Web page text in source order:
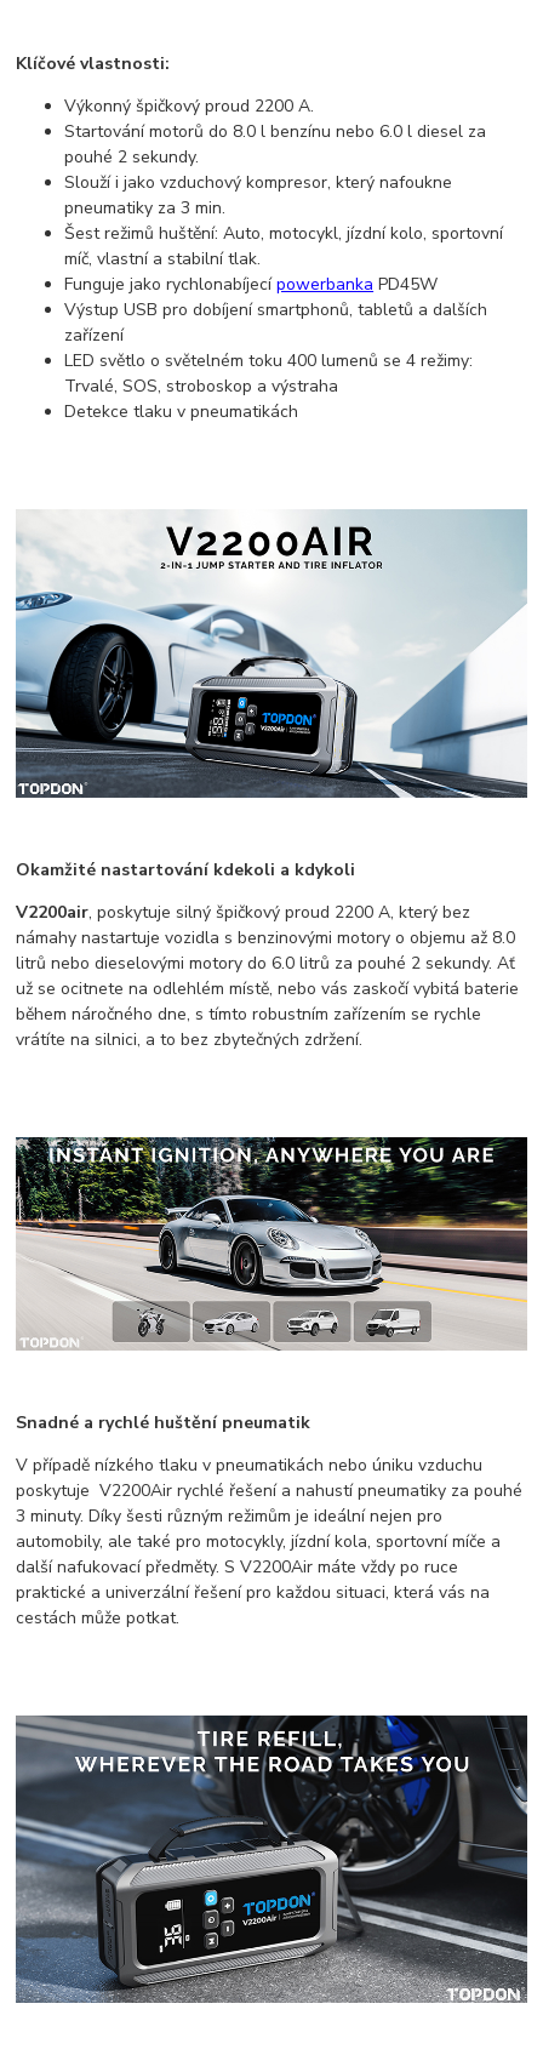
Klíčové vlastnosti:
Výkonný špičkový proud 2200 A.
Startování motorů do 8.0 l benzínu nebo 6.0 l diesel za
pouhé 2 sekundy.
Slouží i jako vzduchový kompresor, který nafoukne
pneumatiky za 3 min.
Šest režimů huštění: Auto, motocykl, jízdní kolo, sportovní
míč, vlastní a stabilní tlak.
Funguje jako rychlonabíjecípowerbanka PD45W
Výstup USB pro dobíjení smartphonů, tabletů a dalších
zařízení
LED světlo o světelném toku 400 lumenů se 4 režimy:
Trvalé, SOS, stroboskop a výstraha
Detekce tlaku v pneumatikách
Okamžité nastartování kdekoli a kdykoli
V2200air, poskytuje silný špičkový proud 2200 A, který bez
námahy nastartuje vozidla s benzinovými motory o objemu až 8.0
litrů nebo dieselovými motory do 6.0 litrů za pouhé 2 sekundy. Ať
už se ocitnete na odlehlém místě, nebo vás zaskočí vybitá baterie
během náročného dne, s tímto robustním zařízením se rychle
vrátíte na silnici, a to bez zbytečných zdržení.
Snadné a rychlé huštění pneumatik
V případě nízkého tlaku v pneumatikách nebo úniku vzduchu
poskytuje V2200Air rychlé řešení a nahustí pneumatiky za pouhé
3 minuty. Díky šesti různým režimům je ideální nejen pro
automobily, ale také pro motocykly, jízdní kola, sportovní míče a
další nafukovací předměty. S V2200Air máte vždy po ruce
praktické a univerzální řešení pro každou situaci, která vás na
cestách může potkat.